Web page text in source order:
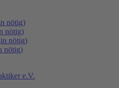
nötig)
nötig)
nötig)
nötig)